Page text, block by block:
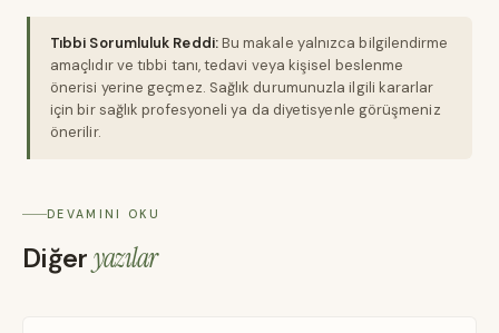
Tıbbi Sorumluluk Reddi:Bu makale yalnızca bilgilendirme
amaçlıdır ve tıbbi tanı, tedavi veya kişisel beslenme
önerisi yerine geçmez. Sağlık durumunuzla ilgili kararlar
için bir sağlık profesyoneli ya da diyetisyenle görüşmeniz
önerilir.
DEVAMINI OKU
Diğeryazılar